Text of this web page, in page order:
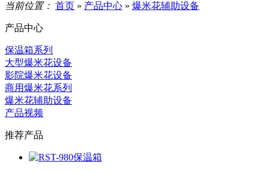
当前位置： 首页 » 产品中心 » 爆米花辅助设备
产品中心
保温箱系列
大型爆米花设备
影院爆米花设备
商用爆米花系列
爆米花辅助设备
产品视频
推荐产品